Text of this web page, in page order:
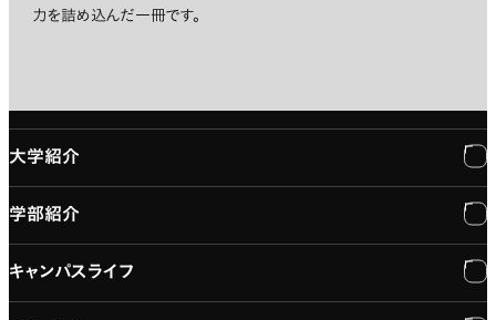
力を詰め込んだ一冊です。
大学紹介
大学紹介
学長メッセージ
学部紹介
学部紹介
キャンパスライフ